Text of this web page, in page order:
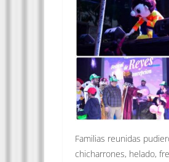
Familias reunidas
chicharrones, helado,